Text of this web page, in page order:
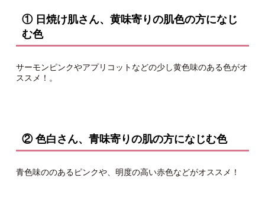
① 日焼け肌さん、黄味寄りの肌色の方になじ
む色
サーモンピンクやアプリコットなどの少し黄色味のある色がオ
ススメ！。
② 色白さん、青味寄りの肌の方になじむ色
青色味ののあるピンクや、明度の高い赤色などがオススメ！